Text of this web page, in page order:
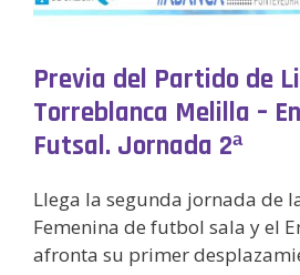
Previa del Partido de
Torreblanca Melilla –
Futsal. Jornada 2ª
Llega la segunda jornada de
Femenina de futbol sala y el
afronta su primer